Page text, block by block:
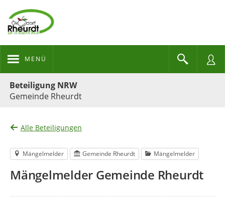
MENÜ
Beteiligung NRW
Gemeinde Rheurdt
Alle Beteiligungen
Mängelmelder Gemeinde Rheurdt Mängelmelder
Mängelmelder Gemeinde Rheurdt